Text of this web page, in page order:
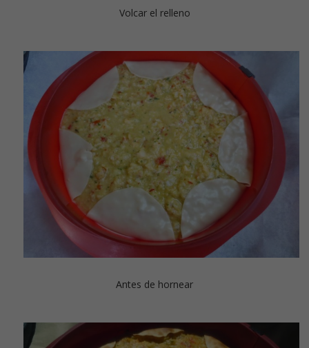
Volcar el relleno
Antes de hornear